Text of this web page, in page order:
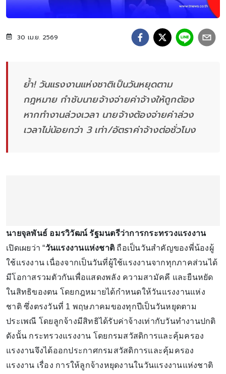
30 เม.ย. 2569
ย้ำ! วันแรงงานแห่งชาติเป็นวันหยุดตาม
กฎหมาย กำชับนายจ้างจ่ายค่าจ้างให้ถูกต้อง
หากทำงานล่วงเวลา นายจ้างต้องจ่ายค่าล่วง
เวลาไม่น้อยกว่า 3 เท่า/อัตราค่าจ้างต่อชั่วโมง
นายจุลพันธ์ อมรวิวัฒน์ รัฐมนตรีว่าการกระทรวงแรงงาน
เปิดเผยว่า “วันแรงงานแห่งชาติ ถือเป็นวันสำคัญของพี่น้องผู้
ใช้แรงงาน เนื่องจากเป็นวันที่ผู้ใช้แรงงานจากทุกภาคส่วนได้
มีโอกาสรวมตัวกันเพื่อแสดงพลัง ความสามัคคี และยืนหยัด
ในสิทธิของตน โดยกฎหมายได้กำหนดให้วันแรงงานแห่ง
ชาติ ซึ่งตรงวันที่ 1 พฤษภาคมของทุกปีเป็นวันหยุดตาม
ประเพณี โดยลูกจ้างมีสิทธิได้รับค่าจ้างเท่ากับวันทำงานปกติ
ดังนั้น กระทรวงแรงงาน โดยกรมสวัสดิการและคุ้มครอง
แรงงานจึงได้ออกประกาศกรมสวัสดิการและคุ้มครอง
แรงงาน เรื่อง การให้ลูกจ้างหยุดงานในวันแรงงานแห่งชาติ